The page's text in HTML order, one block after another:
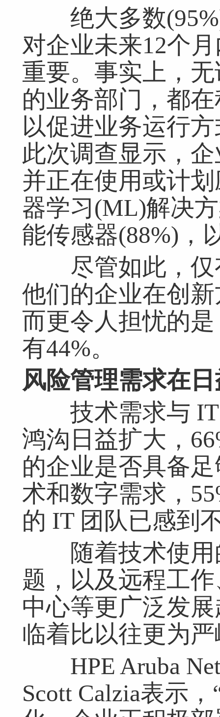
绝大多数
对企业未来12个
重要。事实上，
的业务部门，都
以促进业务运行
此次调查显示，
并正在使用或计
器学习(ML)解决
能传感器(88%)，
尽管如此，仅
他们的企业在创
而更令人担忧的
有44%。
风险管理需求在
技术需求与 IT
鸿沟日益扩大，
的企业是否具备
术和数字需求，
的 IT 团队已感到
随着技术使用
题，以及远程工
中心等更广泛发
临着比以往更为
HPE Aruba
Scott Calzia表示